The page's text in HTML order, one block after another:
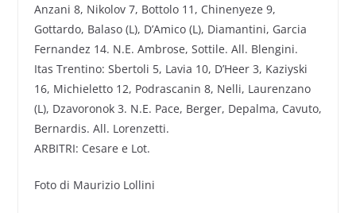
Anzani 8, Nikolov 7, Bottolo 11, Chinenyeze 9,
Gottardo, Balaso (L), D’Amico (L), Diamantini, Garcia
Fernandez 14. N.E. Ambrose, Sottile. All. Blengini.
Itas Trentino: Sbertoli 5, Lavia 10, D’Heer 3, Kaziyski
16, Michieletto 12, Podrascanin 8, Nelli, Laurenzano
(L), Dzavoronok 3. N.E. Pace, Berger, Depalma, Cavuto,
Bernardis. All. Lorenzetti.
ARBITRI: Cesare e Lot.
Foto di Maurizio Lollini